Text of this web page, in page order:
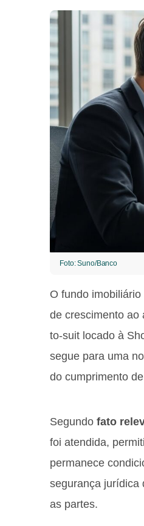
Foto: Suno/Banco
O fundo imobiliário
de crescimento ao
to-suit locado à
segue para uma
do cumprimento
Segundo fato
foi atendida,
permanece
segurança jurídica
as partes.